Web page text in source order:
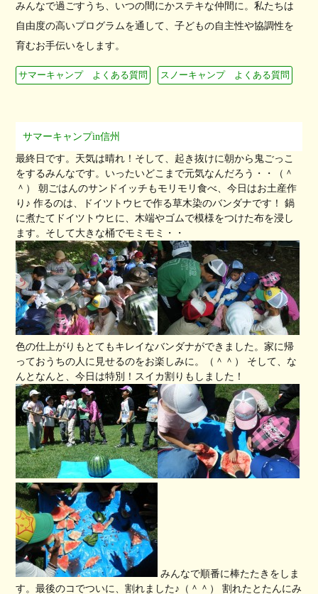
みんなで過ごすうち、いつの間にかステキな仲間に。私たちは
自由度の高いプログラムを通して、子どもの自主性や協調性を
育むお手伝いをします。
サマーキャンプ よくある質問 スノーキャンプ よくある質問
サマーキャンプin信州
最終日です。天気は晴れ！そして、起き抜けに朝から鬼ごっこ
をするみんなです。いったいどこまで元気なんだろう・・（＾
＾） 朝ごはんのサンドイッチもモリモリ食べ、今日はお土産作
り♪ 作るのは、ドイツトウヒで作る草木染のバンダナです！ 鍋
に煮たてドイツトウヒに、木端やゴムで模様をつけた布を浸し
ます。そして大きな桶でモミモミ・・
色の仕上がりもとてもキレイなバンダナができました。家に帰
っておうちの人に見せるのをお楽しみに。（＾＾） そして、な
んとなんと、今日は特別！スイカ割りもしました！
みんなで順番に棒たたきをしま
す。最後のコでついに、割れました♪（＾＾） 割れたとたんにみ